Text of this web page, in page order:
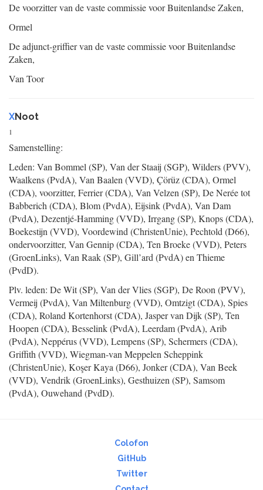
De voorzitter van de vaste commissie voor Buitenlandse Zaken,
Ormel
De adjunct-griffier van de vaste commissie voor Buitenlandse
Zaken,
Van Toor
XNoot
1
Samenstelling:
Leden: Van Bommel (SP), Van der Staaij (SGP), Wilders (PVV),
Waalkens (PvdA), Van Baalen (VVD), Çörüz (CDA), Ormel
(CDA), voorzitter, Ferrier (CDA), Van Velzen (SP), De Nerée tot
Babberich (CDA), Blom (PvdA), Eijsink (PvdA), Van Dam
(PvdA), Dezentjé-Hamming (VVD), Irrgang (SP), Knops (CDA),
Boekestijn (VVD), Voordewind (ChristenUnie), Pechtold (D66),
ondervoorzitter, Van Gennip (CDA), Ten Broeke (VVD), Peters
(GroenLinks), Van Raak (SP), Gill’ard (PvdA) en Thieme
(PvdD).
Plv. leden: De Wit (SP), Van der Vlies (SGP), De Roon (PVV),
Vermeij (PvdA), Van Miltenburg (VVD), Omtzigt (CDA), Spies
(CDA), Roland Kortenhorst (CDA), Jasper van Dijk (SP), Ten
Hoopen (CDA), Besselink (PvdA), Leerdam (PvdA), Arib
(PvdA), Neppérus (VVD), Lempens (SP), Schermers (CDA),
Griffith (VVD), Wiegman-van Meppelen Scheppink
(ChristenUnie), Koşer Kaya (D66), Jonker (CDA), Van Beek
(VVD), Vendrik (GroenLinks), Gesthuizen (SP), Samsom
(PvdA), Ouwehand (PvdD).
Colofon
GitHub
Twitter